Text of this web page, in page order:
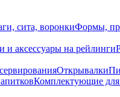
сита, воронкиФормы,
и аксессуары на рейлинги
Открывалки
Комплектующие для